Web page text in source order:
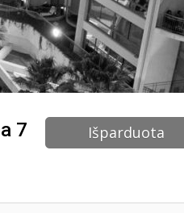
7
Išparduota